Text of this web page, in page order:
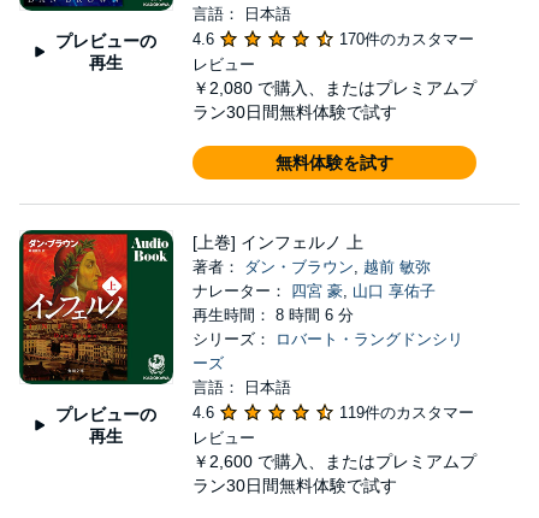
プレビューの
再生
言語： 日本語
4.6
170件のカスタマー
レビュー
￥2,080 で購入、またはプレミアムプ
ラン30日間無料体験で試す
無料体験を試す
プレビューの
再生
[上巻] インフェルノ 上
著者： ダン・ブラウン, 越前 敏弥
ナレーター： 四宮 豪, 山口 享佑子
再生時間： 8 時間 6 分
シリーズ：
ロバート・ラングドンシリ
ーズ
言語： 日本語
4.6
119件のカスタマー
レビュー
￥2,600 で購入、またはプレミアムプ
ラン30日間無料体験で試す